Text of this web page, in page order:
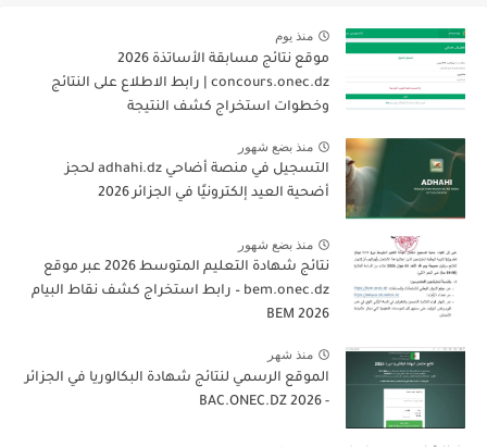
منذ يوم
موقع نتائج مسابقة الأساتذة 2026
concours.onec.dz | رابط الاطلاع على النتائج
وخطوات استخراج كشف النتيجة
منذ بضع شهور
التسجيل في منصة أضاحي adhahi.dz لحجز
أضحية العيد إلكترونيًا في الجزائر 2026
منذ بضع شهور
نتائج شهادة التعليم المتوسط 2026 عبر موقع
bem.onec.dz – رابط استخراج كشف نقاط البيام
BEM 2026
منذ شهر
الموقع الرسمي لنتائج شهادة البكالوريا في الجزائر
- 2026 BAC.ONEC.DZ